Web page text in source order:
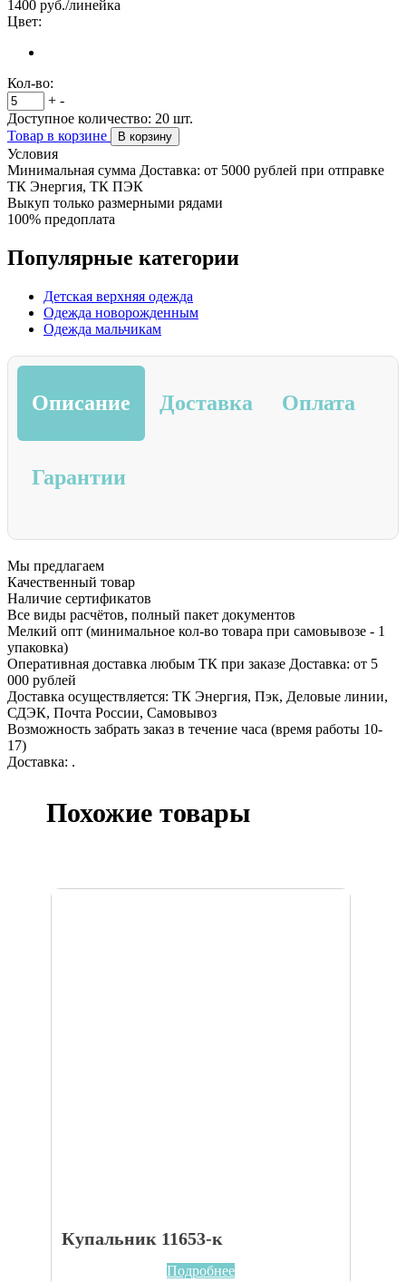
1400 руб./линейка
Цвет:
Кол-во:
+ -
Доступное количество: 20 шт.
Товар в корзине
В корзину
Условия
Минимальная сумма Доставка: от 5000 рублей при отправке
ТК Энергия, ТК ПЭК
Выкуп только размерными рядами
100% предоплата
Популярные категории
Детская верхняя одежда
Одежда новорожденным
Одежда мальчикам
Описание Доставка Оплата
Гарантии
Мы предлагаем
Качественный товар
Наличие сертификатов
Все виды расчётов, полный пакет документов
Мелкий опт (минимальное кол-во товара при самовывозе - 1
упаковка)
Оперативная доставка любым ТК при заказе Доставка: от 5
000 рублей
Доставка осуществляется: ТК Энергия, Пэк, Деловые линии,
СДЭК, Почта России, Самовывоз
Возможность забрать заказ в течение часа (время работы 10-
17)
Доставка: .
Похожие товары
Купальник 11653-к
Подробнее